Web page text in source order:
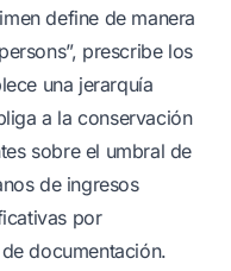
define de manera
prescribe los
una jerarquía
a la conservación
sobre el umbral de
de ingresos
por
documentación.